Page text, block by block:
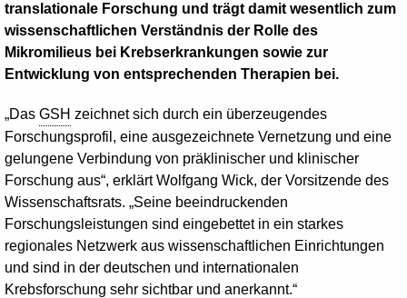
translationale Forschung und trägt damit wesentlich zum
wissen­schaftlichen Verständnis der Rolle des
Mikromilieus bei Krebserkrankungen sowie zur
Entwicklung von entsprechenden Therapien bei.
„Das GSH zeichnet sich durch ein überzeugendes
Forschungsprofil, eine ausgezeichnete Vernetzung und eine
gelungene Verbindung von präklinischer und klinischer
Forschung aus“, erklärt Wolfgang Wick, der Vorsitzende des
Wissenschaftsrats. „Seine beeindruckenden
Forschungsleistungen sind eingebettet in ein starkes
regionales Netzwerk aus wissenschaftlichen Einrichtungen
und sind in der deutschen und internationalen
Krebsforschung sehr sichtbar und anerkannt.“